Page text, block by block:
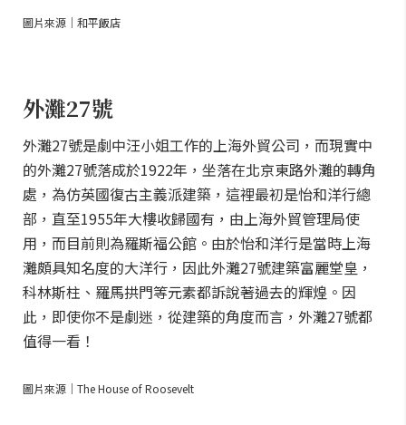
圖片來源｜和平飯店
外灘27號
外灘27號是劇中汪小姐工作的上海外貿公司，而現實中
的外灘27號落成於1922年，坐落在北京東路外灘的轉角
處，為仿英國復古主義派建築，這裡最初是怡和洋行總
部，直至1955年大樓收歸國有，由上海外貿管理局使
用，而目前則為羅斯福公館。由於怡和洋行是當時上海
灘頗具知名度的大洋行，因此外灘27號建築富麗堂皇，
科林斯柱、羅馬拱門等元素都訴說著過去的輝煌。因
此，即使你不是劇迷，從建築的角度而言，外灘27號都
值得一看！
圖片來源｜The House of Roosevelt